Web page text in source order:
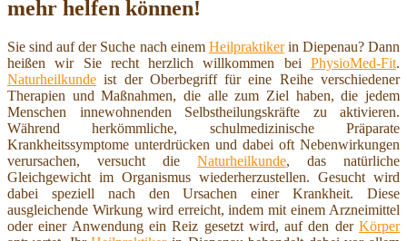
mehr helfen können!
Sie sind auf der Suche nach einem Heilpraktikerin Diepenau? Dann
heißen wir Sie recht herzlich willkommen bei PhysioMed-Fit.
Naturheilkunde ist der Oberbegriff für eine Reihe verschiedener
Therapien und Maßnahmen, die alle zum Ziel haben, die jedem
Menschen innewohnenden Selbstheilungskräfte zu aktivieren.
Während herkömmliche, schulmedizinische Präparate
Krankheitssymptome unterdrücken und dabei oft Nebenwirkungen
verursachen, versucht die Naturheilkunde, das natürliche
Gleichgewicht im Organismus wiederherzustellen. Gesucht wird
dabei speziell nach den Ursachen einer Krankheit. Diese
ausgleichende Wirkung wird erreicht, indem mit einem Arzneimittel
oder einer Anwendung ein Reiz gesetzt wird, auf den der Körper